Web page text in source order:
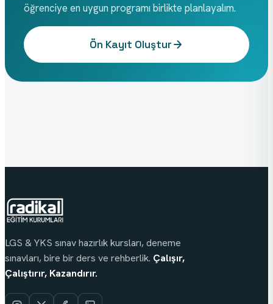
öğrenciye en uygun programı birlikte planlayalım.
Ön Kayıt Oluştur
LGS & YKS sınav hazırlık kursları, deneme
sınavları, bire bir ders ve rehberlik. Çalışır,
Çalıştırır, Kazandırır.